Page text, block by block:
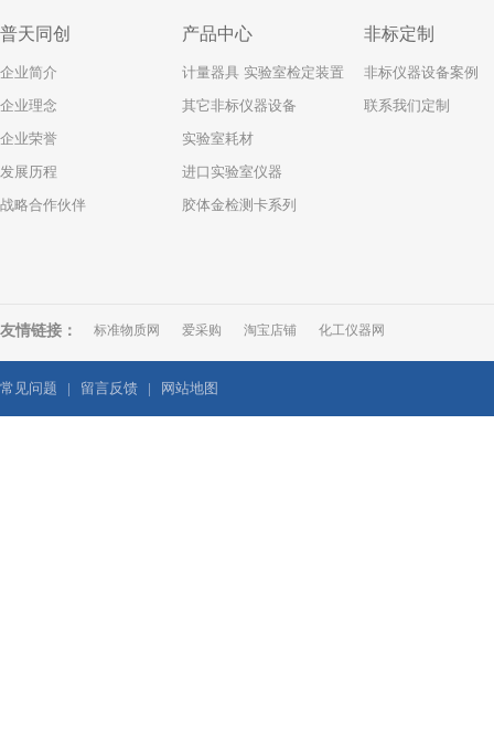
普天同创
企业简介
企业理念
企业荣誉
发展历程
战略合作伙伴
产品中心
计量器具 实验室检定装置
其它非标仪器设备
实验室耗材
进口实验室仪器
胶体金检测卡系列
非标定制
非标仪器设备案例
联系我们定制
友情链接： 标准物质网 爱采购 淘宝店铺 化工仪器网
常见问题 | 留言反馈 | 网站地图